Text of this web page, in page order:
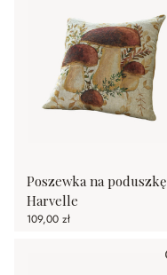
Poszewka na poduszkę
Harvelle
109,00 zł